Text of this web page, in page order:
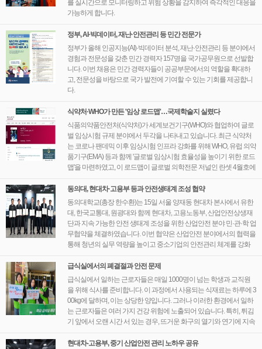
를 실시간으로 모니터링하고 위험 상황을 감지하여 즉각적인 대응을
가능하게 합니다.
정부, AI·빅데이터, 재난·안전관리 등 민간 전문가
정부가 올해 인공지능(AI)·빅데이터 분석, 재난·안전관리 등 분야에서
경험과 전문성을 갖춘 민간 경력자 157명을 국가공무원으로 선발합
니다. 이번 채용은 민간 경력자들이 공공부문에서의 역할을 확대하
고, 전문성을 바탕으로 국가 발전에 기여할 수 있는 기회를 제공합니
다.
식약처·WHO가 만든 '임상 로드맵'…국제학술지 실렸다
식품의약품안전처(식약처)가 세계보건기구(WHO)와 협업하여 글로
벌 임상시험 규제 분야에서 두각을 나타내고 있습니다. 최근 식약처
는 코로나 팬데믹 이후 임상시험 인프라 강화를 위해 WHO, 유럽 의약
품기구(EMA) 등과 함께 '글로벌 임상시험 효율성을 높이기 위한 로드
맵'을 마련하였고, 이 로드맵이 글로벌 의학전문 저널인 란셋 4월호에
동의대, 현대차·고용부 등과 안전생태계 조성 협약
동의대학교(총장 한수환)는 15일 서울 양재동 현대차 본사에서 유한
대, 한국교통대, 원광대와 함께 현대차, 고용노동부, 산업안전상생재
단과 지속 가능한 안전 생태계 조성을 위한 산업안전 분야 민·관·학 업
무협약을 체결하였습니다. 이번 협약은 산업안전 분야에서의 협력을
통해 청년의 실무 역량을 높이고 중소기업의 안전관리 체계를 강화
급식실에서의 폐결절과 안전 문제
급식실에서 일하는 근로자들은 매일 1000명이 넘는 학생과 교직원
을 위해 식사를 준비합니다. 이 과정에서 사용되는 식재료는 하루에 3
00kg에 달하며, 이는 상당한 양입니다. 그러나 이러한 환경에서 일하
는 근로자들은 여러 가지 건강 위험에 노출되어 있습니다. 특히, 튀김
기 앞에서 오랜 시간 서 있는 경우, 뜨거운 화구의 열기와 연기에 지속
현대차-고용부, 중기 산업안전 관리 노하우 공유